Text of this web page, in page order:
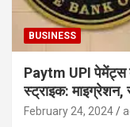
BUSINESS
Paytm UPI पेमेंट्स
स्ट्राइक: माइग्रेशन,
February 24, 2024